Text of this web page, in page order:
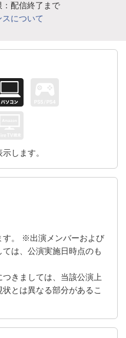
配信終了まで
について
します。
す。 ※出演メンバーおよび
は、公演実施日時点のも
きましては、当該公演上
とは異なる部分があるこ